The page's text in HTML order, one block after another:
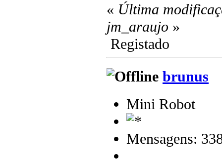
« Última
jm_araujo »
Registado
brunus
Mini Robot
Mensagens: